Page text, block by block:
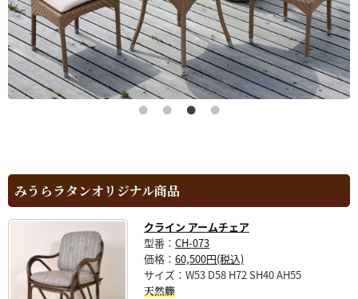
みうらラタンオリジナル商品
クライン アームチェア
型番： CH-073
価格： 60,500円(税込)
サイズ：W53 D58 H72 SH40 AH55
天然籐